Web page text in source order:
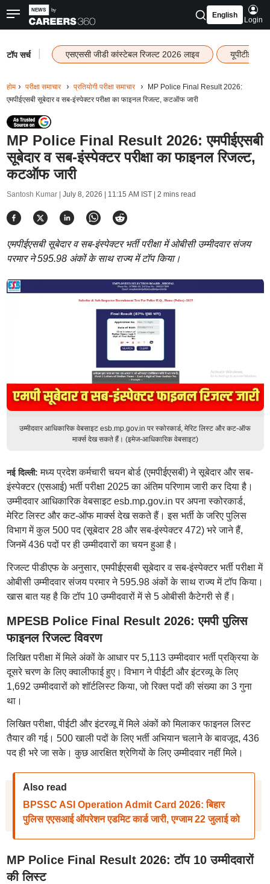
English
Login
टॉप सर्च एसएससी जीडी कांस्टेबल रिजल्ट 2026 लाइव यूपीटीईटी
होम परीक्षा समाचार प्रतियोगी परीक्षा समाचार
MP Police Final Result 2026:
एमपीईएसबी सूबेदार व सब-इंस्पेक्टर परीक्षा का फाइनल रिजल्ट, कटऑफ जारी
MP Police Final Result 2026: एमपीईएसबी
सूबेदार व सब-इंस्पेक्टर परीक्षा का फाइनल रिजल्ट,
कटऑफ जारी
Santosh Kumar | July 8, 2026 | 11:15 AM IST| 2 mins read
एमपीईएसबी सूबेदार व सब-इंस्पेक्टर भर्ती परीक्षा में ओबीसी उम्मीदवार संजय
परमार ने 595.98 अंकों के साथ राज्य में टॉप किया।
उम्मीदवार आधिकारिक वेबसाइट esb.mp.gov.in पर स्कोरकार्ड, मेरिट लिस्ट और कट-ऑफ
मार्क्स देख सकते हैं। (इमेज-आधिकारिक वेबसाइट)
नई दिल्ली:मध्य प्रदेश कर्मचारी चयन बोर्ड (एमपीईएसबी) ने सूबेदार और सब-
इंस्पेक्टर (एसआई) भर्ती परीक्षा 2025 का अंतिम परिणाम जारी कर दिया है।
उम्मीदवार आधिकारिक वेबसाइट esb.mp.gov.in पर अपना स्कोरकार्ड,
मेरिट लिस्ट और कट-ऑफ मार्क्स देख सकते हैं। इस भर्ती के जरिए पुलिस
विभाग में कुल 500 पद (सूबेदार 28 और सब-इंस्पेक्टर 472) भरे जाने हैं,
जिनमें 436 पदों पर ही उम्मीदवारों का चयन हुआ है।
रिजल्ट पीडीएफ के अनुसार, एमपीईएसबी सूबेदार व सब-इंस्पेक्टर भर्ती परीक्षा में
ओबीसी उम्मीदवार संजय परमार ने 595.98 अंकों के साथ राज्य में टॉप किया।
खास बात यह है कि टॉप 10 उम्मीदवारों में से 5 ओबीसी कैटेगरी से हैं।
MPESB Police Final Result 2026: एमपी पुलिस
फाइनल रिजल्ट विवरण
लिखित परीक्षा में मिले अंकों के आधार पर 5,113 उम्मीदवार भर्ती प्रक्रिया के
दूसरे चरण के लिए क्वालीफाई हुए। विभाग ने पीईटी और इंटरव्यू के लिए
1,692 उम्मीदवारों को शॉर्टलिस्ट किया, जो रिक्त पदों की संख्या का 3 गुना
था।
लिखित परीक्षा, पीईटी और इंटरव्यू में मिले अंकों को मिलाकर फाइनल लिस्ट
तैयार की गई। 500 खाली पदों के लिए भर्ती अभियान चलाने के बावजूद, 436
पद ही भरे जा सके। कुछ आरक्षित श्रेणियों के लिए उम्मीदवार नहीं मिले।
Also read
BPSSC ASI Operation Admit Card 2026: बिहार
पुलिस एएसआई ऑपरेशन एडमिट कार्ड जारी, एग्जाम 22 जुलाई को
MP Police Final Result 2026: टॉप 10 उम्मीदवारों
की लिस्ट